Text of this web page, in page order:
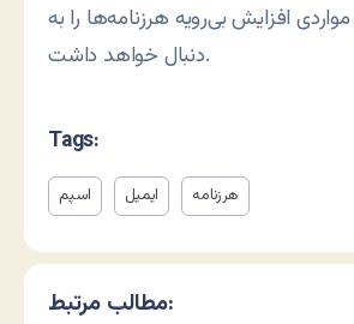
افزایش بی‌رویه هرزنامه‌ها را به
دنبال خواهد داشت.
Tags:
اسپم ایمیل هرزنامه
مطالب مرتبط: